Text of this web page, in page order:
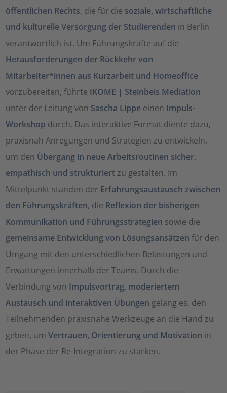
öffentlichen Rechts, die für die soziale, wirtschaftliche
und kulturelle Versorgung der Studierenden in Berlin
verantwortlich ist. Um Führungskräfte auf die
Herausforderungen der Rückkehr von
Mitarbeiter*innen aus Kurzarbeit und Homeoffice
vorzubereiten, führte IKOME | Steinbeis Mediation
unter der Leitung von Sascha Lippe einen Impuls-
Workshop durch. Das interaktive Format diente dazu,
praxisnah Anregungen und Strategien zu entwickeln,
um den Übergang in neue Arbeitsroutinen sicher,
empathisch und strukturiert zu gestalten. Im
Mittelpunkt standen der Erfahrungsaustausch zwischen
den Führungskräften, die Reflexion der bisherigen
Kommunikation und Führungsstrategien sowie die
gemeinsame Entwicklung von Lösungsansätzen für den
Umgang mit den unterschiedlichen Belastungen und
Erwartungen innerhalb der Teams. Durch die
Verbindung von Impulsvortrag, moderiertem
Austausch und interaktiven Übungen gelang es, den
Teilnehmenden praxisnahe Werkzeuge an die Hand zu
geben, umVertrauen, Orientierung und Motivation in
der Phase der Re-Integration zu stärken.